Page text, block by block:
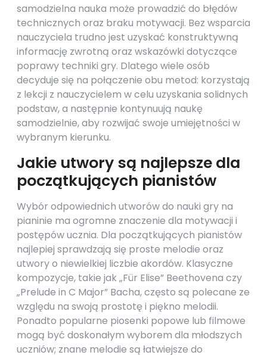
samodzielna nauka może prowadzić do błędów
technicznych oraz braku motywacji. Bez wsparcia
nauczyciela trudno jest uzyskać konstruktywną
informację zwrotną oraz wskazówki dotyczące
poprawy techniki gry. Dlatego wiele osób
decyduje się na połączenie obu metod: korzystają
z lekcji z nauczycielem w celu uzyskania solidnych
podstaw, a następnie kontynuują naukę
samodzielnie, aby rozwijać swoje umiejętności w
wybranym kierunku.
Jakie utwory są najlepsze dla
początkujących pianistów
Wybór odpowiednich utworów do nauki gry na
pianinie ma ogromne znaczenie dla motywacji i
postępów ucznia. Dla początkujących pianistów
najlepiej sprawdzają się proste melodie oraz
utwory o niewielkiej liczbie akordów. Klasyczne
kompozycje, takie jak „Für Elise” Beethovena czy
„Prelude in C Major” Bacha, często są polecane ze
względu na swoją prostotę i piękno melodii.
Ponadto popularne piosenki popowe lub filmowe
mogą być doskonałym wyborem dla młodszych
uczniów; znane melodie są łatwiejsze do